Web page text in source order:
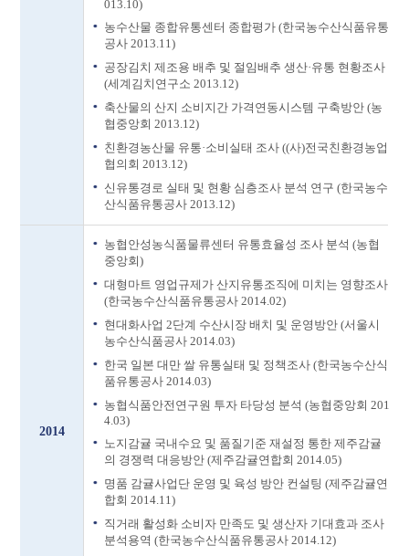
013.10)
농수산물 종합유통센터 종합평가 (한국농수산식품유통
공사 2013.11)
공장김치 제조용 배추 및 절임배추 생산·유통 현황조사
(세계김치연구소 2013.12)
축산물의 산지 소비지간 가격연동시스템 구축방안 (농
협중앙회 2013.12)
친환경농산물 유통·소비실태 조사 ((사)전국친환경농업
협의회 2013.12)
신유통경로 실태 및 현황 심층조사 분석 연구 (한국농수
산식품유통공사 2013.12)
2014
농협안성농식품물류센터 유통효율성 조사 분석 (농협
중앙회)
대형마트 영업규제가 산지유통조직에 미치는 영향조사
(한국농수산식품유통공사 2014.02)
현대화사업 2단계 수산시장 배치 및 운영방안 (서울시
농수산식품공사 2014.03)
한국 일본 대만 쌀 유통실태 및 정책조사 (한국농수산식
품유통공사 2014.03)
농협식품안전연구원 투자 타당성 분석 (농협중앙회 201
4.03)
노지감귤 국내수요 및 품질기준 재설정 통한 제주감귤
의 경쟁력 대응방안 (제주감귤연합회 2014.05)
명품 감귤사업단 운영 및 육성 방안 컨설팅 (제주감귤연
합회 2014.11)
직거래 활성화 소비자 만족도 및 생산자 기대효과 조사
분석용역 (한국농수산식품유통공사 2014.12)